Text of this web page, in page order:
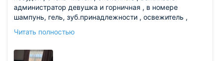
администратор девушка и горничная , в номере
шампунь, гель, зуб.принадлежности , освежитель ,
пляжа близко , рядом Магнит ,другие магазины , кафе,
аттракционов в двух шагах . Мне очень всё
Читать полностью